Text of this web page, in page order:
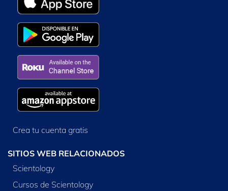
Crea tu cuenta gratis
SITIOS WEB RELACIONADOS
Scientology
Cursos de Scientology